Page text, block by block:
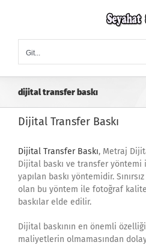
Git...
dijital transfer baskı
Dijital Transfer Baskı
Dijital Transfer Baskı, Metraj
Dijital baskı ve transfer
yapılan baskı yöntemidir.
olan bu yöntem ile fotoğraf
baskılar elde edilir.
Dijital baskının en önemli
maliyetlerin olmamasından